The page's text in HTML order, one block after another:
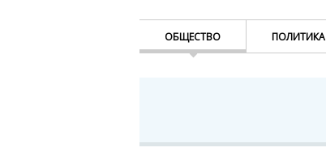
ОБЩЕСТВО ПОЛИТИКА